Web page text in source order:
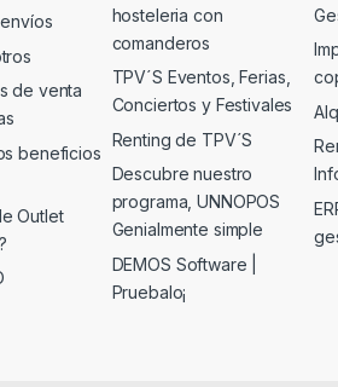
de venta
beneficios
Outlet
hosteleria con
comanderos
TPV´S Eventos, Ferias,
Conciertos y Festivales
Renting de TPV´S
Descubre nuestro
programa, UNNOPOS
Genialmente simple
DEMOS Software |
Pruebalo¡